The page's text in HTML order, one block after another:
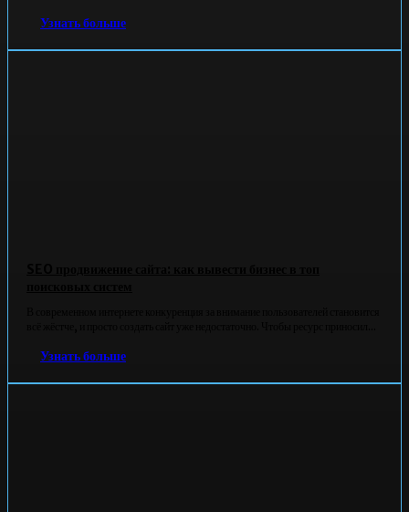
Узнать больше
Узнать больше